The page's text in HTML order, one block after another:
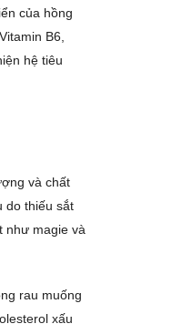
của hồng
B6,
hệ tiêu
và chất
do thiếu sắt
như magie và
rau muống
xấu